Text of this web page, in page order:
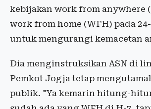
kebijakan work from anywhere
work from home (WFH) pada
untuk mengurangi kemacetan
Dia menginstruksikan ASN di
Pemkot Jogja tetap
publik. "Ya kemarin hitung-